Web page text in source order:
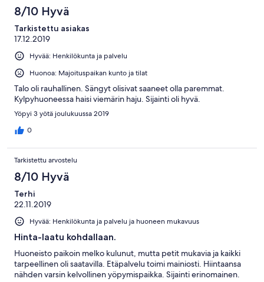
8/10 Hyvä
Tarkistettu asiakas
17.12.2019
Hyvää: Henkilökunta ja palvelu
Huonoa: Majoituspaikan kunto ja tilat
Talo oli rauhallinen. Sängyt olisivat saaneet olla paremmat.
Kylpyhuoneessa haisi viemärin haju. Sijainti oli hyvä.
Yöpyi 3 yötä joulukuussa 2019
0
Tarkistettu arvostelu
8/10 Hyvä
Terhi
22.11.2019
Hyvää: Henkilökunta ja palvelu ja huoneen mukavuus
Hinta-laatu kohdallaan.
Huoneisto paikoin melko kulunut, mutta petit mukavia ja kaikki
tarpeellinen oli saatavilla. Etäpalvelu toimi mainiosti. Hiintaansa
nähden varsin kelvollinen yöpymispaikka. Sijainti erinomainen.